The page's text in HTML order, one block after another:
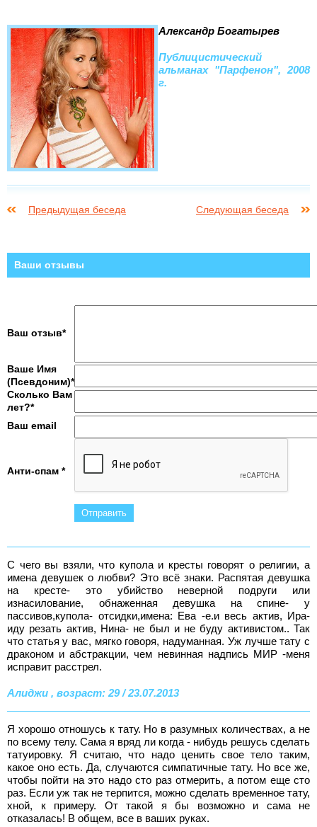
Александр Богатырев
Публицистический
альманах "Парфенон", 2008
г.
Предыдущая беседа Следующая беседа
Ваши отзывы
Ваш отзыв*
Ваше Имя
(Псевдоним)*
Сколько Вам
лет?*
Ваш email
Анти-спам *
С чего вы взяли, что купола и кресты говорят о религии, а
имена девушек о любви? Это всё знаки. Распятая девушка
на кресте- это убийство неверной подруги или
изнасилование, обнаженная девушка на спине- у
пассивов,купола- отсидки,имена: Ева -е.и весь актив, Ира-
иду резать актив, Нина- не был и не буду активистом.. Так
что статья у вас, мягко говоря, надуманная. Уж лучше тату с
драконом и абстракции, чем невинная надпись МИР -меня
исправит расстрел.
Алиджи , возраст: 29 / 23.07.2013
Я хорошо отношусь к тату. Но в разумных количествах, а не
по всему телу. Сама я вряд ли когда - нибудь решусь сделать
татуировку. Я считаю, что надо ценить свое тело таким,
какое оно есть. Да, случаются симпатичные тату. Но все же,
чтобы пойти на это надо сто раз отмерить, а потом еще сто
раз. Если уж так не терпится, можно сделать временное тату,
хной, к примеру. От такой я бы возможно и сама не
отказалась! В общем, все в ваших руках.